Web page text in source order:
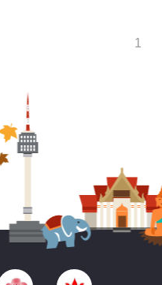
1